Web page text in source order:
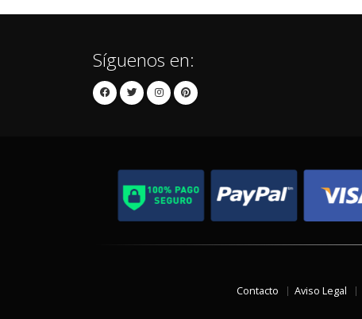
Síguenos en:
Contacto Aviso Legal